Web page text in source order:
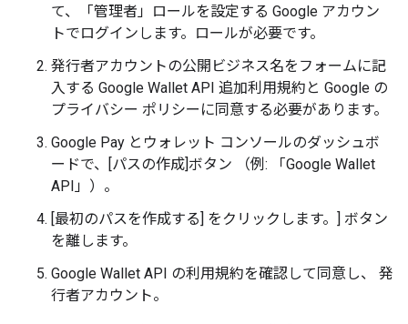
て、「管理者」ロールを設定する Google アカウン
トでログインします。ロールが必要です。
発行者アカウントの公開ビジネス名をフォームに記
入する Google Wallet API 追加利用規約と Google の
プライバシー ポリシーに同意する必要があります。
Google Pay とウォレット コンソールのダッシュボ
ードで、[パスの作成]ボタン （例: 「Google Wallet
API」）。
[最初のパスを作成する] をクリックします。] ボタン
を離します。
Google Wallet API の利用規約を確認して同意し、 発
行者アカウント。